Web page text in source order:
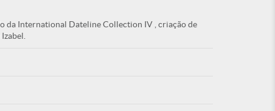
da International Dateline Collection IV , criação de